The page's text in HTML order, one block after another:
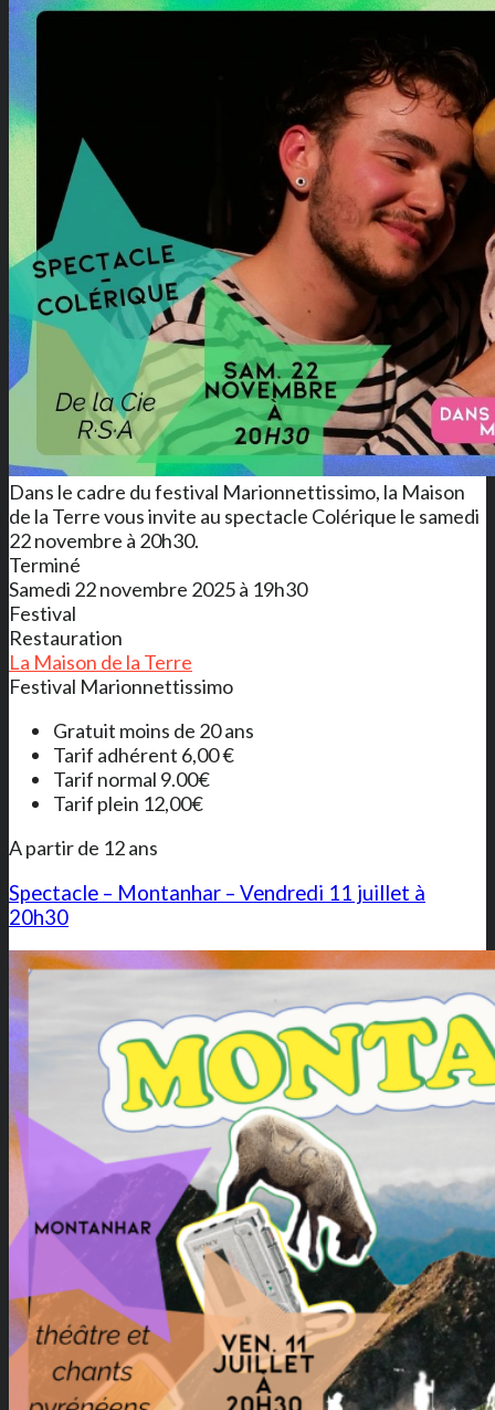
Dans le cadre du festival Marionnettissimo, la Maison
de la Terre vous invite au spectacle Colérique le samedi
22 novembre à 20h30.
Terminé
Samedi 22 novembre 2025 à 19h30
Festival
Restauration
La Maison de la Terre
Festival Marionnettissimo
Gratuit moins de 20 ans
Tarif adhérent 6,00 €
Tarif normal 9.00€
Tarif plein 12,00€
A partir de 12 ans
Spectacle – Montanhar – Vendredi 11 juillet à
20h30